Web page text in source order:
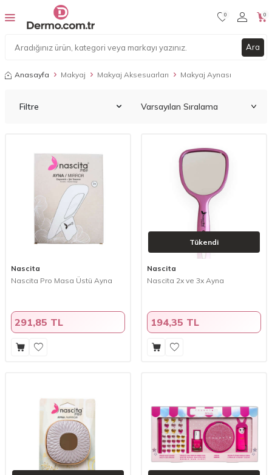
Ara
0 0
Anasayfa Makyaj Makyaj Aksesuarları Makyaj Aynası
Filtre
Nascita
Nascita Pro Masa Üstü Ayna
291,85 TL
Tükendi
Nascita
Nascita 2x ve 3x Ayna
194,35 TL